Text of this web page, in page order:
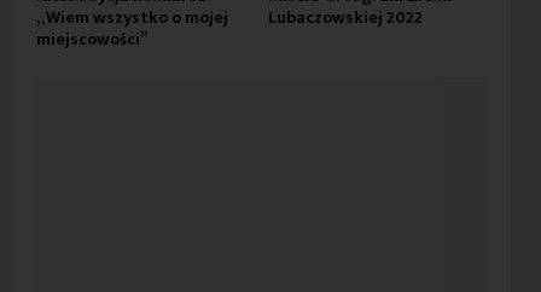
„Wiem wszystko o mojej
miejscowości”
Lubaczowskiej 2022